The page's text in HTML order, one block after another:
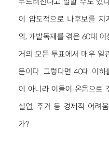
이 압도적으로 나후보를 지
의, 개발독재를 겪은 60대
거의 모든 투표에서 매우 일
문이다. 그렇다면 40대 이
이 아니라 이들이 온몸으로
실업, 주거 등 경제적 어려
가?